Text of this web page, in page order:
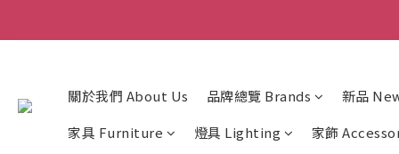
關於我們 About Us 品牌總覽 Brands
新品
家具 Furniture
燈具 Lighting 家飾